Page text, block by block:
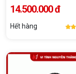
14.500.000 đ
Hết hàng